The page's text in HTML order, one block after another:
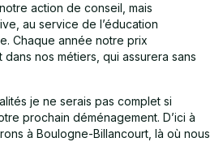
action de conseil, mais
au service de l’éducation
Chaque année notre prix
nos métiers, qui assurera sans
je ne serais pas complet si
prochain déménagement. D’ici à
à Boulogne-Billancourt, là où nous